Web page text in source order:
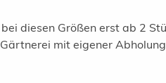
diesen Größen erst ab 2
mit eigener